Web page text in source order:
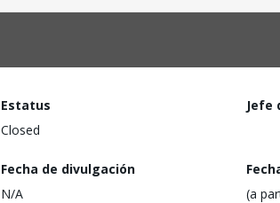
Estatus
Closed
Jefe
Fecha de divulgación
N/A
(a